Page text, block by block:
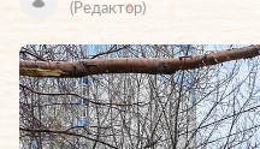
(Редактор)